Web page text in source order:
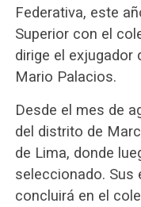
Federativa, este
Superior con el
dirige el exjugador
Mario Palacios.
Desde el mes de
del distrito de
de Lima, donde
seleccionado.
concluirá en el